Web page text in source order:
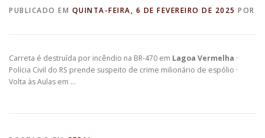
PUBLICADO EM QUINTA-FEIRA, 6 DE FEVEREIRO DE 2025 POR
Carreta é destruída por incêndio na BR-470 em Lagoa Vermelha ·
Polícia Civil do RS prende suspeito de crime milionário de espólio ·
Volta às Aulas em …